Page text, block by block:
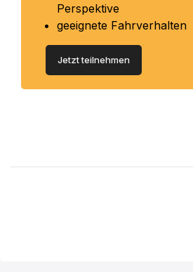
Perspektive
geeignete Fahrverhalten
Jetzt teilnehmen